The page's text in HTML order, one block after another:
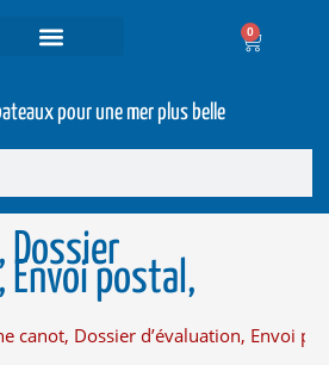
0
pour une mer plus belle
Dossier
Envoi postal,
canot, Dossier d’évaluation, Envoi